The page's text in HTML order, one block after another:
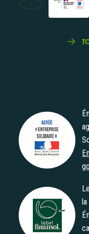
Agrément
Label Finansol